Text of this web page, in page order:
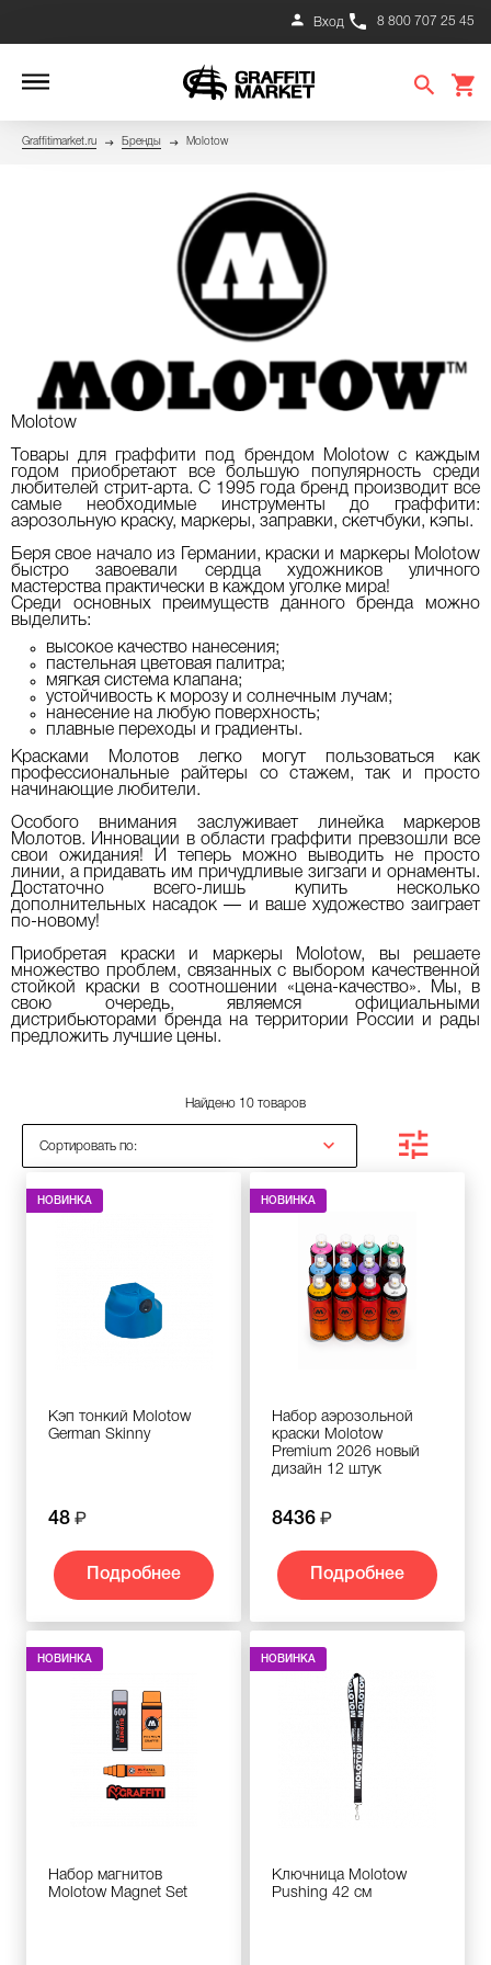
8 800 707 25 45
Вход
Graffitimarket.ru Бренды Molotow
Molotow
Товары для граффити под брендом Molotow с каждым
годом приобретают все большую популярность среди
любителей стрит-арта. С 1995 года бренд производит все
самые необходимые инструменты до граффити:
аэрозольную краску, маркеры, заправки, скетчбуки, кэпы.
Беря свое начало из Германии, краски и маркеры Molotow
быстро завоевали сердца художников уличного
мастерства практически в каждом уголке мира!
Среди основных преимуществ данного бренда можно
выделить:
высокое качество нанесения;
пастельная цветовая палитра;
мягкая система клапана;
устойчивость к морозу и солнечным лучам;
нанесение на любую поверхность;
плавные переходы и градиенты.
Красками Молотов легко могут пользоваться как
профессиональные райтеры со стажем, так и просто
начинающие любители.
Особого внимания заслуживает линейка маркеров
Молотов. Инновации в области граффити превзошли все
свои ожидания! И теперь можно выводить не просто
линии, а придавать им причудливые зигзаги и орнаменты.
Достаточно всего-лишь купить несколько
дополнительных насадок — и ваше художество заиграет
по-новому!
Приобретая краски и маркеры Molotow, вы решаете
множество проблем, связанных с выбором качественной
стойкой краски в соотношении «цена-качество». Мы, в
свою очередь, являемся официальными
дистрибьюторами бренда на территории России и рады
предложить лучшие цены.
Найдено 10 товаров
Сортировать по:
НОВИНКА
Кэп тонкий Molotow
German Skinny
48
Подробнее
НОВИНКА
Набор аэрозольной
краски Molotow
Premium 2026 новый
дизайн 12 штук
8436
Подробнее
НОВИНКА
Набор магнитов
Molotow Magnet Set
НОВИНКА
Ключница Molotow
Pushing 42 см